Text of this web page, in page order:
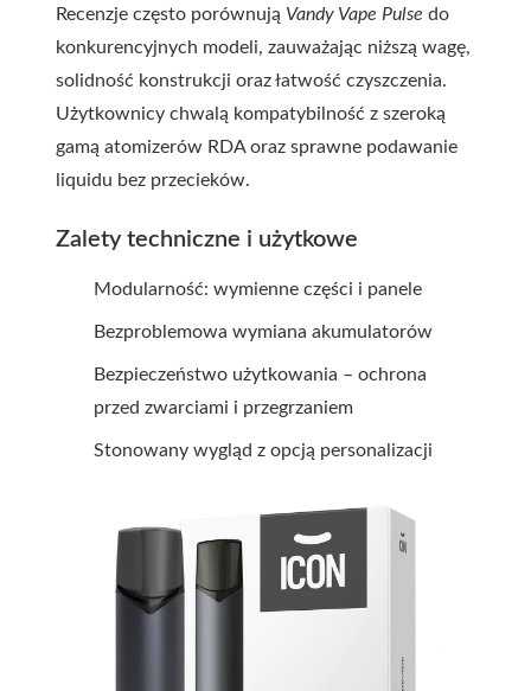
Recenzje często porównują Vandy Vape Pulse do
konkurencyjnych modeli, zauważając niższą wagę,
solidność konstrukcji oraz łatwość czyszczenia.
Użytkownicy chwalą kompatybilność z szeroką
gamą atomizerów RDA oraz sprawne podawanie
liquidu bez przecieków.
Zalety techniczne i użytkowe
Modularność: wymienne części i panele
Bezproblemowa wymiana akumulatorów
Bezpieczeństwo użytkowania – ochrona
przed zwarciami i przegrzaniem
Stonowany wygląd z opcją personalizacji